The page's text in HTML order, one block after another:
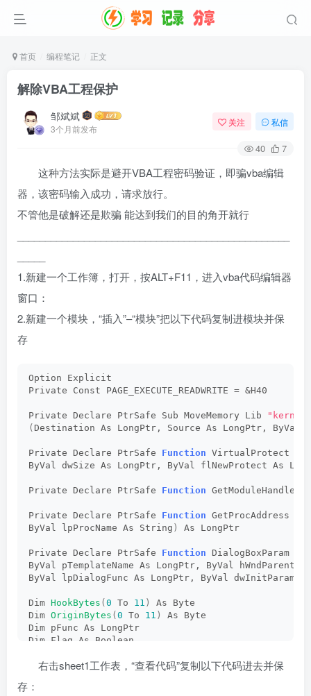
首页 编程笔记 正文
解除VBA工程保护
邹斌斌
3个月前发布
关注 私信
40 7
这种方法实际是避开VBA工程密码验证，即骗vba编辑
器，该密码输入成功，请求放行。
不管他是破解还是欺骗 能达到我们的目的角开就行
1.新建一个工作簿，打开，按ALT+F11，进入vba代码编辑器
窗口：
2.新建一个模块，“插入”–“模块”把以下代码复制进模块并保
存
Option Explicit
Private Const PAGE_EXECUTE_READWRITE = &H40
Private Declare PtrSafe Sub MoveMemory Lib
( Destination As LongPtr, Source As LongPtr, ByVal
Private Declare PtrSafe Function VirtualProtect
ByVal dwSize As LongPtr, ByVal flNewProtect As
Private Declare PtrSafe Function
Private Declare PtrSafe Function GetProcAddress
ByVal lpProcName As String ) As LongPtr
Private Declare PtrSafe Function DialogBoxParam
ByVal pTemplateName As LongPtr, ByVal hWndParent
ByVal lpDialogFunc As LongPtr, ByVal dwInitParam
Dim HookBytes ( 0 To 11 )
As Byte
Dim OriginBytes ( 0 To 11 )
As Byte
Dim pFunc As LongPtr
Dim Flag As Boolean
Private Function GetPtr(ByVal Value As LongPtr
End Function
右击sheet1工作表，“查看代码”复制以下代码进去并保
存：